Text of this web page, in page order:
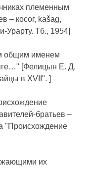
племенным
– косог, kašag,
Урарту. Тб., 1954]
общим именем
[Фелицын Е. Д.
в XVII". ]
братьев –
"Происхождение
их